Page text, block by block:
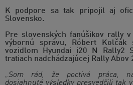
K podpore sa tak pripojil aj
Slovensko.
Pre slovenských fanúšikov rally
výbornú správu, Róbert Kolčák
vozidlom Hyundai i20 N Rally2
tratiach nadchádzajúcej Rally Abov
„Som rád, že poctivá práca,
dosiahnuté výsledky presvedčili tak